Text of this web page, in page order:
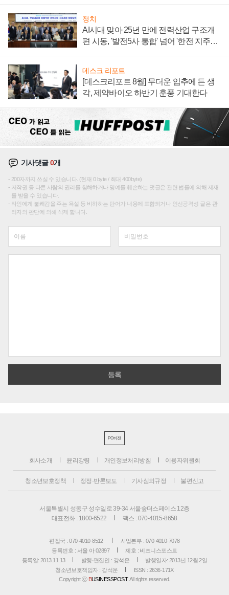
정치
AI시대 맞아 25년 만에 전력산업 구조개
편 시동, '발전5사 통합' 넘어 '한전 지주사'
데스크 리포트
[데스크리포트 8월] 무더운 입추에 든 생
각, 제약바이오 하반기 훈풍 기대한다
기사댓글0개
200자까지 쓰실 수 있습니다. (현재 0 byte / 최대 400byte)
저작권 등 다른 사람의 권리를 침해하거나 명예를 훼손하는 댓글은 관련 법률에 의해 제재
를 받을 수 있습니다.
타인에게 불쾌감을 주는 욕설 등 비하하는 단어가 내용에 포함되거나 인신공격성 글은 관
리자의 판단에 의해 삭제 합니다.
PC버전
회사소개 윤리강령 개인정보처리방침 이용자위원회
청소년보호정책 정정·반론보도 기사심의규정 불편신고
서울특별시 성동구 성수일로 39-34 서울숲더스페이스 12층
대표전화 : 1800-6522
팩스 : 070-4015-8658
편집국 : 070-4010-8512
사업본부 : 070-4010-7078
등록번호 : 서울 아 02897
제호 : 비즈니스포스트
등록일: 2013.11.13
발행·편집인 : 강석운
발행일자: 2013년 12월 2일
청소년보호책임자 : 강석운
ISSN : 2636-171X
Copyright ⓒ BUSINESSPOST. All rights reserved.